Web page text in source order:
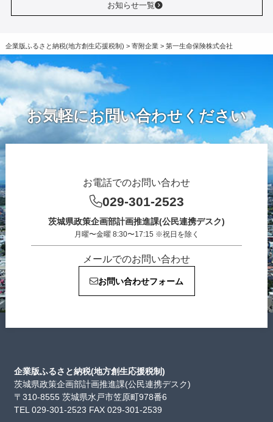
お知らせ一覧
企業版ふるさと納税(地方創生応援税制) > 寄附企業> 第一生命保険株式会社
お気軽にお問い合わせください
お電話でのお問い合わせ
029-301-2523
茨城県政策企画部計画推進課(公民連携デスク)
月曜〜金曜 8:30〜17:15 ※祝日を除く
メールでのお問い合わせ
お問い合わせフォーム
企業版ふるさと納税(地方創生応援税制)
茨城県政策企画部計画推進課(公民連携デスク)
〒310-8555 茨城県水戸市笠原町978番6
TEL 029-301-2523 FAX 029-301-2539